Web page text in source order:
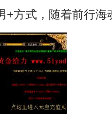
+方式，随着前行海